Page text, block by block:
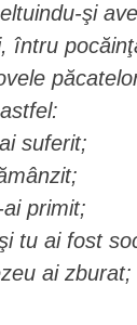
şi
suferit;
primit;
tu ai fost
ai zburat;